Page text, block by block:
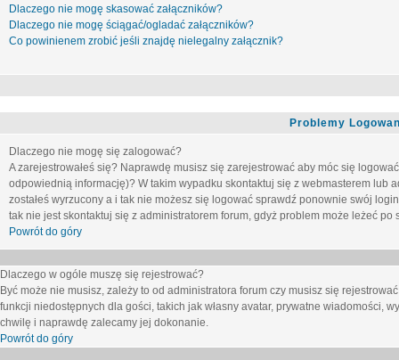
Dlaczego nie mogę skasować załączników?
Dlaczego nie mogę ściągać/ogladać załączników?
Co powinienem zrobić jeśli znajdę nielegalny załącznik?
Problemy
Dlaczego nie mogę się zalogować?
A zarejestrowałeś się? Naprawdę musisz się zarejestrować aby móc się
odpowiednią informację)? W takim wypadku skontaktuj się z webmasterem lub
zostałeś wyrzucony a i tak nie możesz się logować sprawdź ponownie swój
tak nie jest skontaktuj się z administratorem forum, gdyż problem może leżeć po
Powrót do góry
Dlaczego w ogóle muszę się rejestrować?
Być może nie musisz, zależy to od administratora forum czy musisz się
funkcji niedostępnych dla gości, takich jak własny avatar, prywatne wiadomości,
chwilę i naprawdę zalecamy jej dokonanie.
Powrót do góry